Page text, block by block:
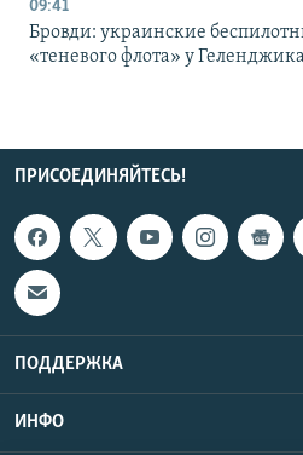
09:41
Бровди: украинские
«теневого флота» у Геленджика
ПРИСОЕДИНЯЙТЕСЬ!
ПОДДЕРЖКА
ИНФО